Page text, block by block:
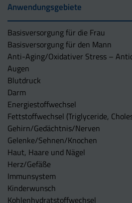
Anwendungsgebiete
Basisversorgung für die Frau
Basisversorgung für den Mann
Anti-Aging/Oxidativer Stress –
Augen
Blutdruck
Darm
Energiestoffwechsel
Fettstoffwechsel (Triglyceride,
Gehirn/Gedächtnis/Nerven
Gelenke/Sehnen/Knochen
Haut, Haare und Nägel
Herz/Gefäße
Immunsystem
Kinderwunsch
Kohlenhydratstoffwechsel